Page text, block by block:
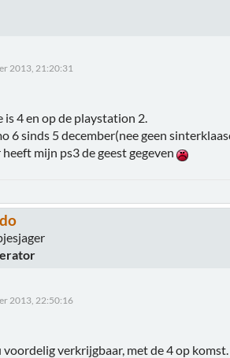
2013, 21:20:31
4 en op de playstation 2.
6 sinds 5 december(nee geen
mijn ps3 de geest gegeven
2013, 22:50:16
voordelig verkrijgbaar, met de 4 op komst.